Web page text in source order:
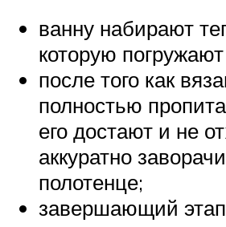
ванну набирают
которую
после того как
полностью
его достают и не
аккуратно
полотенце;
завершающий